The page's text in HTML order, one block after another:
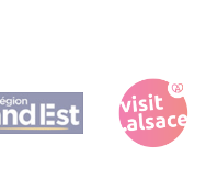
du Tourisme
(Hauptverwaltung)